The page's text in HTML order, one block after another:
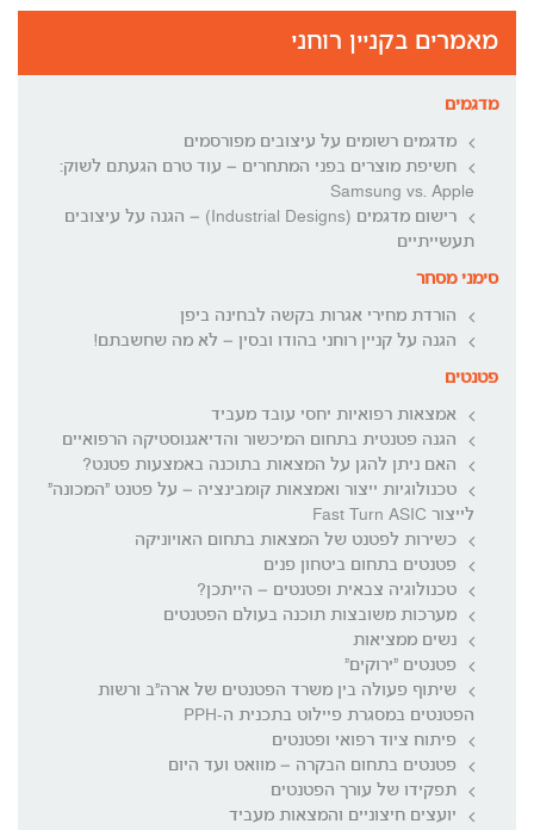
מאמרים בקניין רוחני
מדגמים
מדגמים רשומים על עיצובים מפורסמים
חשיפת מוצרים בפני המתחרים – עוד טרם הגעתם לשוק:
Samsung vs. Apple
רישום מדגמים (Industrial Designs) – הגנה על עיצובים
תעשייתיים
סימני מסחר
הורדת מחירי אגרות בקשה לבחינה ביפן
הגנה על קניין רוחני בהודו ובסין – לא מה שחשבתם!
פטנטים
אמצאות רפואיות יחסי עובד מעביד
הגנה פטנטית בתחום המיכשור והדיאגנוסטיקה הרפואיים
האם ניתן להגן על המצאות בתוכנה באמצעות פטנט?
טכנולוגיות ייצור ואמצאות קומבינציה – על פטנט "המכונה"
לייצור Fast Turn ASIC
כשירות לפטנט של המצאות בתחום האויוניקה
פטנטים בתחום ביטחון פנים
טכנולוגיה צבאית ופטנטים – הייתכן?
מערכות משובצות תוכנה בעולם הפטנטים
נשים ממציאות
פטנטים "ירוקים"
שיתוף פעולה בין משרד הפטנטים של ארה"ב ורשות
הפטנטים במסגרת פיילוט בתכנית ה-PPH
פיתוח ציוד רפואי ופטנטים
פטנטים בתחום הבקרה – מוואט ועד היום
תפקידו של עורך הפטנטים
יועצים חיצוניים והמצאות מעביד